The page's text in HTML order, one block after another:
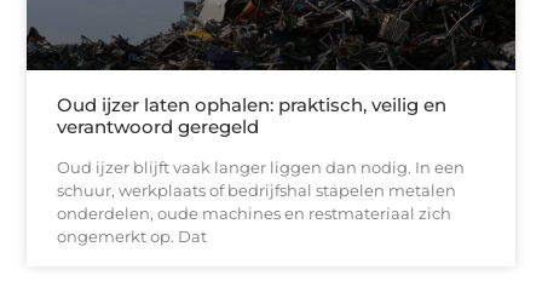
Oud ijzer laten ophalen: praktisch, veilig en
verantwoord geregeld
Oud ijzer blijft vaak langer liggen dan nodig. In een
schuur, werkplaats of bedrijfshal stapelen metalen
onderdelen, oude machines en restmateriaal zich
ongemerkt op. Dat